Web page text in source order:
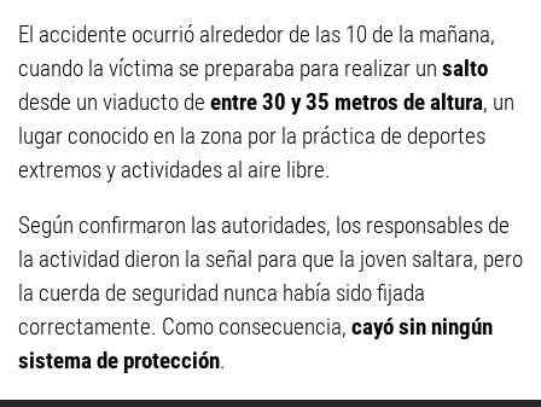
El accidente ocurrió alrededor de las 10 de la mañana,
cuando la víctima se preparaba para realizar un salto
desde un viaducto de entre 30 y 35 metros de altura, un
lugar conocido en la zona por la práctica de deportes
extremos y actividades al aire libre.
Según confirmaron las autoridades, los responsables de
la actividad dieron la señal para que la joven saltara, pero
la cuerda de seguridad nunca había sido fijada
correctamente. Como consecuencia, cayó sin ningún
sistema de protección.